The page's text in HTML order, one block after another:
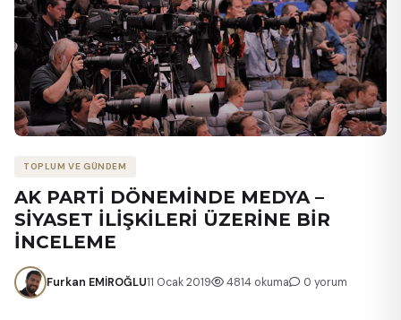
TOPLUM VE GÜNDEM
AK PARTİ DÖNEMİNDE MEDYA –
SİYASET İLİŞKİLERİ ÜZERİNE BİR
İNCELEME
Furkan EMİROĞLU11 Ocak 2019 4814 okuma 0 yorum